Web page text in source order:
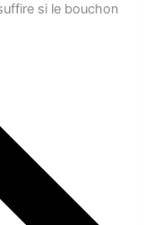
si le bouchon